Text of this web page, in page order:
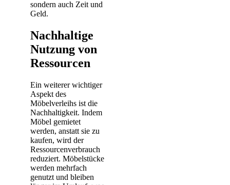
sondern auch Zeit und
Geld.
Nachhaltige
Nutzung von
Ressourcen
Ein weiterer wichtiger
Aspekt des
Möbelverleihs ist die
Nachhaltigkeit. Indem
Möbel gemietet
werden, anstatt sie zu
kaufen, wird der
Ressourcenverbrauch
reduziert. Möbelstücke
werden mehrfach
genutzt und bleiben